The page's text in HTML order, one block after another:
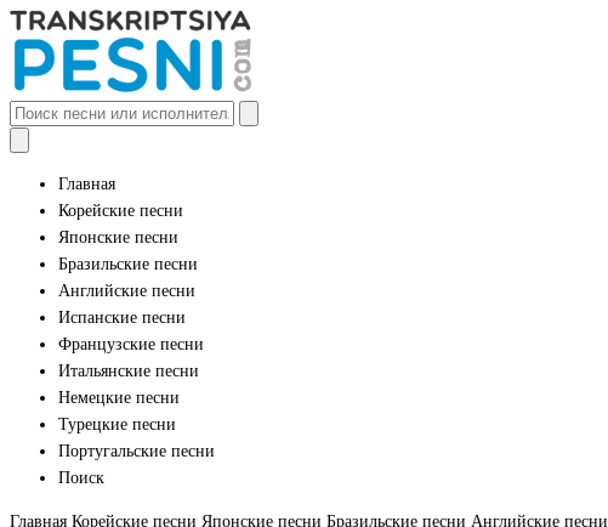
Главная
Корейские песни
Японские песни
Бразильские песни
Английские песни
Испанские песни
Французские песни
Итальянские песни
Немецкие песни
Турецкие песни
Португальские песни
Поиск
Главная Корейские песни Японские песни Бразильские песни Английские песни